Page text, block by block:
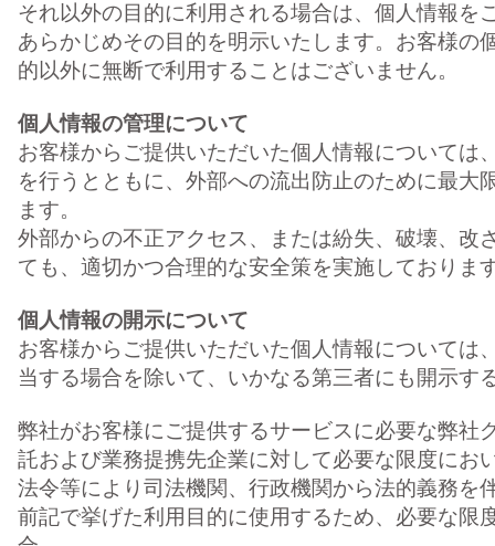
それ以外の目的に利用される場合は、個人情報を
あらかじめその目的を明示いたします。お客様の
的以外に無断で利用することはございません。
個人情報の管理について
お客様からご提供いただいた個人情報については
を行うとともに、外部への流出防止のために最大
ます。
外部からの不正アクセス、または紛失、破壊、改
ても、適切かつ合理的な安全策を実施しておりま
個人情報の開示について
お客様からご提供いただいた個人情報については
当する場合を除いて、いかなる第三者にも開示す
弊社がお客様にご提供するサービスに必要な弊社
託および業務提携先企業に対して必要な限度にお
法令等により司法機関、行政機関から法的義務を
前記で挙げた利用目的に使用するため、必要な限